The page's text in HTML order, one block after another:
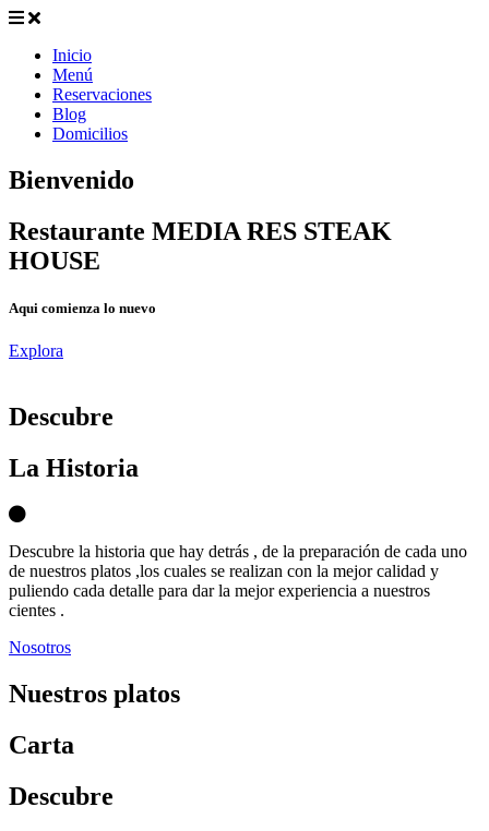
Inicio
Menú
Reservaciones
Blog
Domicilios
Bienvenido
Restaurante MEDIA RES STEAK
HOUSE
Aqui comienza lo nuevo
Explora
Descubre
La Historia
Descubre la historia que hay detrás , de la preparación de cada uno
de nuestros platos ,los cuales se realizan con la mejor calidad y
puliendo cada detalle para dar la mejor experiencia a nuestros
cientes .
Nosotros
Nuestros platos
Carta
Descubre